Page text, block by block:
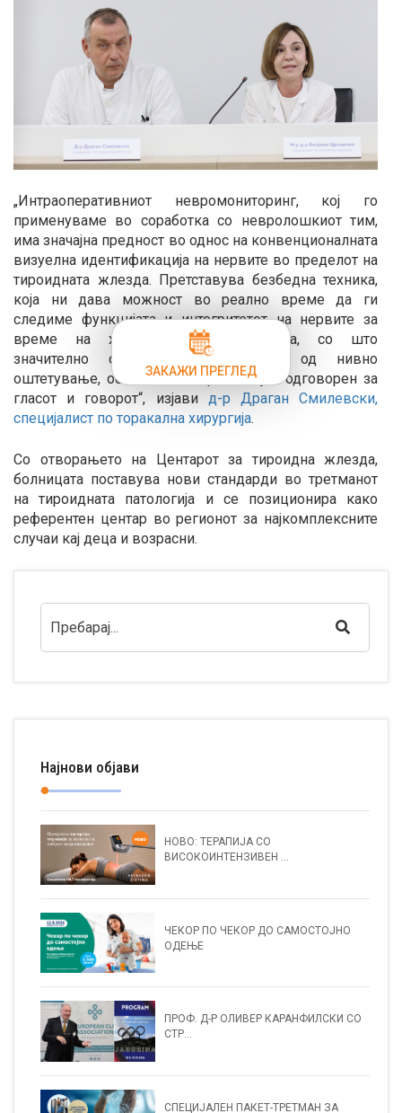
„Интраоперативниот невромониторинг, кој го
применуваме во соработка со невролошкиот тим,
има значајна предност во однос на конвенционалната
визуелна идентификација на нервите во пределот на
тироидната жлезда. Претставува безбедна техника,
која ни дава можност во реално време да ги
следиме функцијата и интегритетот на нервите за
време на хируршката интервенција, со што
значително се намалува ризикот од нивно
оштетување, особено на нервот кој е одговорен за
гласот и говорот“, изјави д-р Драган Смилевски,
специјалист по торакална хирургија.
Со отворањето на Центарот за тироидна жлезда,
болницата поставува нови стандарди во третманот
на тироидната патологија и се позиционира како
референтен центар во регионот за најкомплексните
случаи кај деца и возрасни.
Најнови објави
НОВО: ТЕРАПИЈА СО
ВИСОКОИНТЕНЗИВЕН ...
ЧЕКОР ПО ЧЕКОР ДО САМОСТОЈНО
ОДЕЊЕ
ПРОФ. Д-Р ОЛИВЕР КАРАНФИЛСКИ СО
СТР...
СПЕЦИЈАЛЕН ПАКЕТ-ТРЕТМАН ЗА
ЗАКАЖИ ПРЕГЛЕД